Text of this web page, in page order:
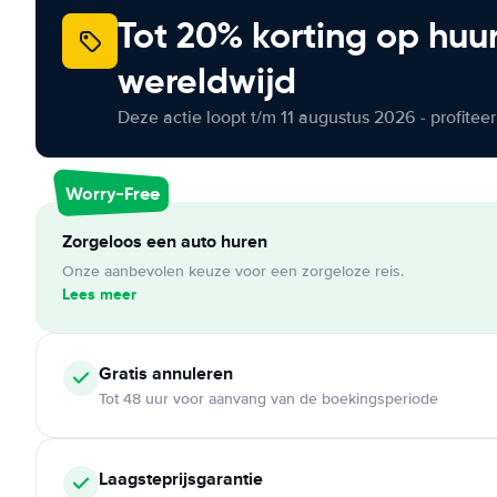
Tot 20% korting op
wereldwijd
Deze actie loopt t/m 11 augustus 2026 -
Worry-Free
Zorgeloos een auto huren
Onze aanbevolen keuze voor een zorgeloze reis.
Lees meer
Gratis annuleren
Tot 48 uur voor aanvang van de boekingsperiode
Laagsteprijsgarantie